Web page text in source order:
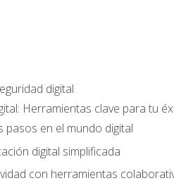
digital
Herramientas clave para tu
pasos en el mundo digital
digital simplificada
con herramientas